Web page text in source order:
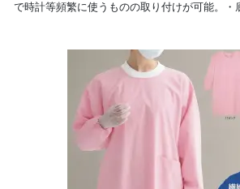
で時計等頻繁に使うものの取り付けが可能。・